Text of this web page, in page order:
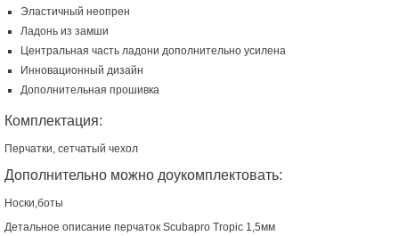
Эластичный неопрен
Ладонь из замши
Центральная часть ладони дополнительно усилена
Инновационный дизайн
Дополнительная прошивка
Комплектация:
Перчатки, сетчатый чехол
Дополнительно можно доукомплектовать:
Носки,боты
Детальное описание перчаток Scubapro Tropic 1,5мм